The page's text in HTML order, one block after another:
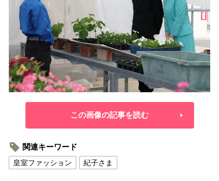
この画像の記事を読む
関連キーワード
皇室ファッション
紀子さま